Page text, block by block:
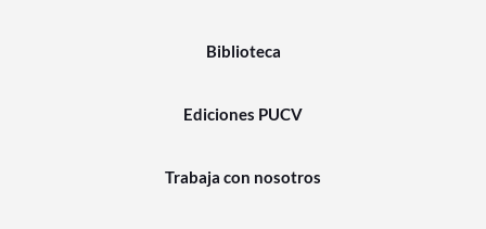
Biblioteca
Ediciones PUCV
Trabaja con nosotros